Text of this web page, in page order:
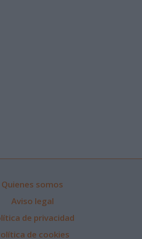
Quienes somos
Aviso legal
de privacidad
de cookies